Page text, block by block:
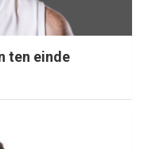
ten einde